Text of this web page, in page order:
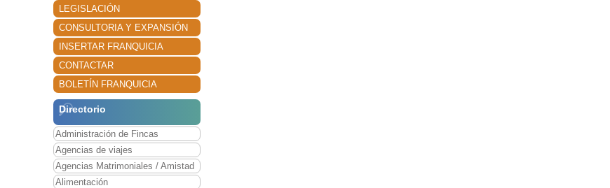
LEGISLACIÓN
CONSULTORIA Y EXPANSIÓN
INSERTAR FRANQUICIA
CONTACTAR
BOLETÍN FRANQUICIA
Directorio
Administración de Fincas
Agencias de viajes
Agencias Matrimoniales / Amistad
Alimentación